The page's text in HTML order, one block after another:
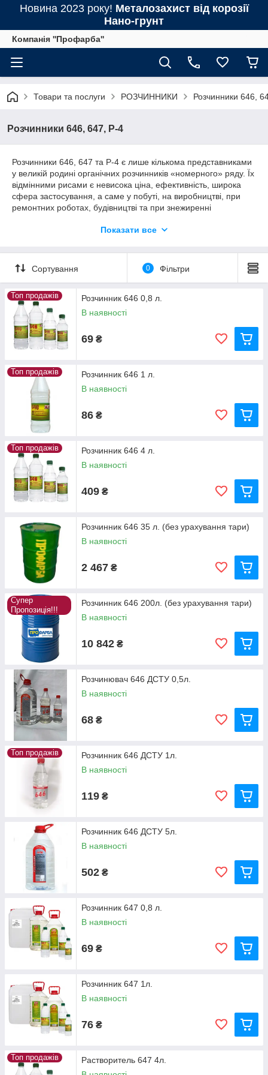
Новина 2023 року! Металозахист від корозії
Нано-грунт
Компанія ''Профарба''
Товари та послуги РОЗЧИННИКИ Розчинники 646,
Розчинники 646, 647, Р-4
Розчинники 646, 647 та Р-4 є лише кількома представниками
у великій родині органічних розчинників «номерного» ряду. Їх
відмінними рисами є невисока ціна, ефективність, широка
сфера застосування, а саме у побуті, на виробництві, при
ремонтних роботах, будівництві та при знежиренні
за складом та технічними характеристиками, а також щодо
Показати все
Сортування 0 Фільтри
Топ продажів
Розчинник 646 0,8 л.
В наявності
69 ₴
Топ продажів
Розчинник 646 1 л.
В наявності
86 ₴
Топ продажів
Розчинник 646 4 л.
В наявності
409 ₴
Розчинник 646 35 л. (без урахування тари)
В наявності
2 467 ₴
Супер
Пропозиція!!!
Розчинник 646 200л. (без урахування тари)
В наявності
10 842 ₴
Розчинювач 646 ДСТУ 0,5л.
В наявності
68 ₴
Топ продажів
Розчинник 646 ДСТУ 1л.
В наявності
119 ₴
Розчинник 646 ДСТУ 5л.
В наявності
502 ₴
Розчинник 647 0,8 л.
В наявності
69 ₴
Розчинник 647 1л.
В наявності
76 ₴
Топ продажів
Растворитель 647 4л.